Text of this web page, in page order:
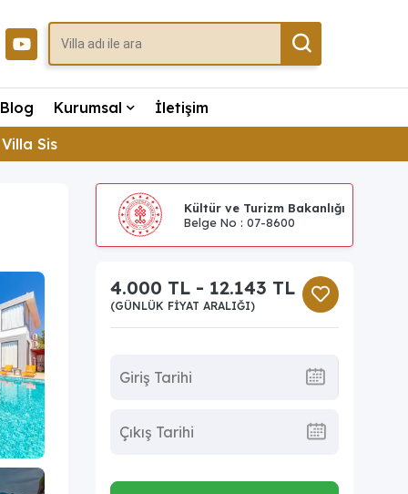
Blog Kurumsal
İletişim
Villa Sis
Kültür ve Turizm Bakanlığı
Belge No : 07-8600
4.000 TL - 12.143 TL
(GÜNLÜK FIYAT ARALIĞI)